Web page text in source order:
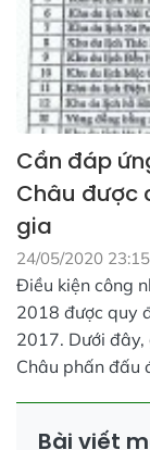
Cần đáp
Châu được
gia
24/05/2020 23:15
Điều kiện công
2018 được quy
2017. Dưới đây,
Châu phấn đấu
Bài viết